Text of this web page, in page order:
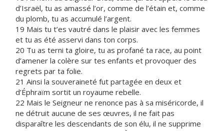
d’Israël, tu as amassé l’or, comme de l’étain et, comme
du plomb, tu as accumulé l’argent.
19 Mais tu t’es vautré dans le plaisir avec les femmes
et tu as été asservi dans ton corps.
20 Tu as terni ta gloire, tu as profané ta race, au point
d’amener la colère sur tes enfants et provoquer des
regrets par ta folie.
21 Ainsi la souveraineté fut partagée en deux et
d’Éphraïm sortit un royaume rebelle.
22 Mais le Seigneur ne renonce pas à sa miséricorde, il
ne détruit aucune de ses œuvres, il ne fait pas
disparaître les descendants de son élu, il ne supprime